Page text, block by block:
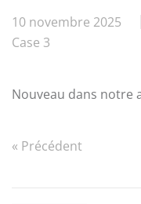
10 novembre 2025
Case 3
Nouveau dans notre
« Précédent